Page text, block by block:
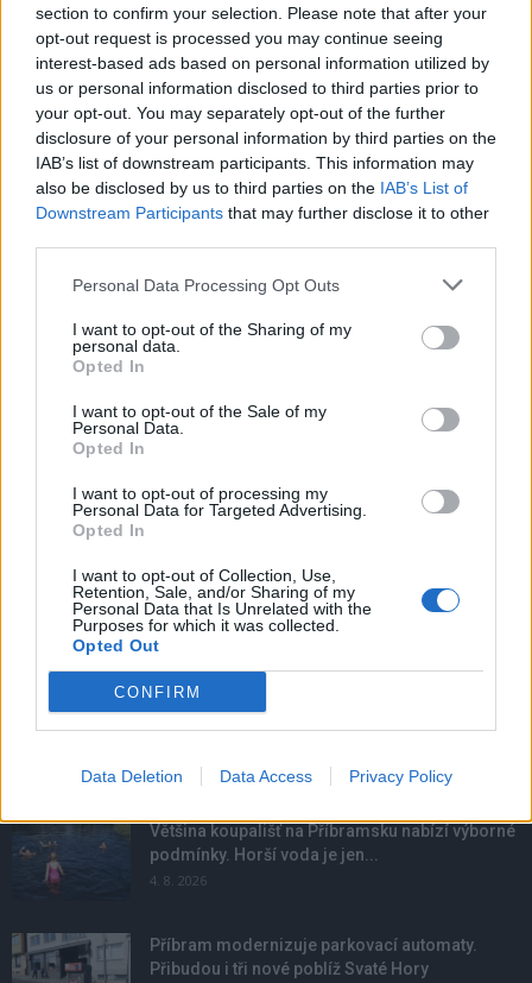
section to confirm your selection. Please note that after your
opt-out request is processed you may continue seeing
interest-based ads based on personal information utilized by
us or personal information disclosed to third parties prior to
your opt-out. You may separately opt-out of the further
disclosure of your personal information by third parties on the
IAB’s list of downstream participants. This information may
also be disclosed by us to third parties on the IAB’s List of
Downstream Participants that may further disclose it to other
Personal Data Processing Opt Outs
I want to opt-out of the Sharing of my
personal data.
Opted In
I want to opt-out of the Sale of my
Personal Data.
Opted In
I want to opt-out of processing my
Personal Data for Targeted Advertising.
Opted In
I want to opt-out of Collection, Use,
Retention, Sale, and/or Sharing of my
Personal Data that Is Unrelated with the
Purposes for which it was collected.
Opted Out
CONFIRM
Data Deletion Data Access Privacy Policy
Zpravodajství
Přibudou i tři nové poblíž Svaté Hory
Zpravodajství
Středočeský kraj upravil pravidla soutěže.
Obce nově získají body i za předcházení
vzniku odpadu
NOVINKY
Obděnice vzpomínaly na filmovou legendu
Většina koupališť na Příbramsku nabízí výborné
podmínky. Horší voda je jen...
4. 8. 2026
Příbram modernizuje parkovací automaty.
Přibudou i tři nové poblíž Svaté Hory